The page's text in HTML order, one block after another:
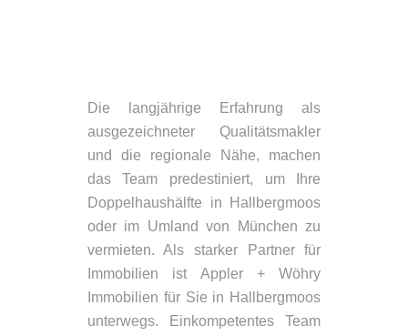
Die langjährige Erfahrung als
ausgezeichneter Qualitätsmakler
und die regionale Nähe, machen
das Team predestiniert, um Ihre
Doppelhaushälfte in Hallbergmoos
oder im Umland von München zu
vermieten. Als starker Partner für
Immobilien ist Appler + Wöhry
Immobilien für Sie in Hallbergmoos
unterwegs. Einkompetentes Team